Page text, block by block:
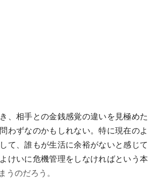
、相手との金銭感覚の違いを見極めた
わずなのかもしれない。特に現在のよ
て、誰もが生活に余裕がないと感じて
けいに危機管理をしなければという本
うのだろう。